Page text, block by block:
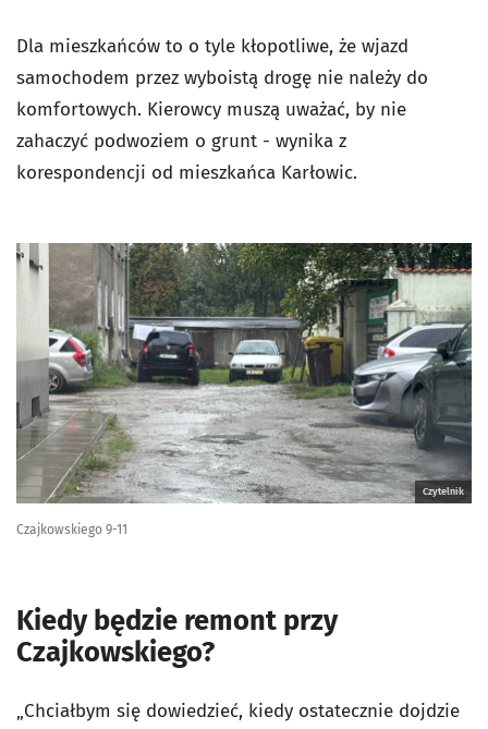
Dla mieszkańców to o tyle kłopotliwe, że wjazd
samochodem przez wyboistą drogę nie należy do
komfortowych. Kierowcy muszą uważać, by nie
zahaczyć podwoziem o grunt - wynika z
korespondencji od mieszkańca Karłowic.
Czytelnik
Czajkowskiego 9-11
Kiedy będzie remont przy
Czajkowskiego?
„Chciałbym się dowiedzieć, kiedy ostatecznie dojdzie